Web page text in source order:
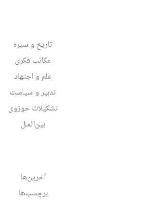
تاریخ و سیره
مکاتب فکری
علم و اجتهاد
تدبیر و سیاست
تشکیلات حوزوی
بین‌الملل
آخرین‌ها
برچسب‌ها